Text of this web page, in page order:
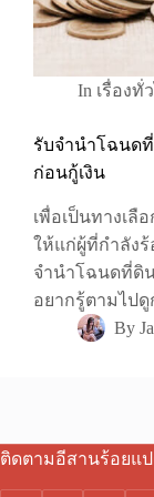
In เรื่องทั่
รับจำนำโฉนด
ก่อนกู้เงิน
เพื่อเป็นทางเลื
ให้แก่ผู้ที่กำลังร้
จำนำโฉนดที่ดิ
อยากรู้ตามไปดู
By
ติดตามอีสานร้อยแ